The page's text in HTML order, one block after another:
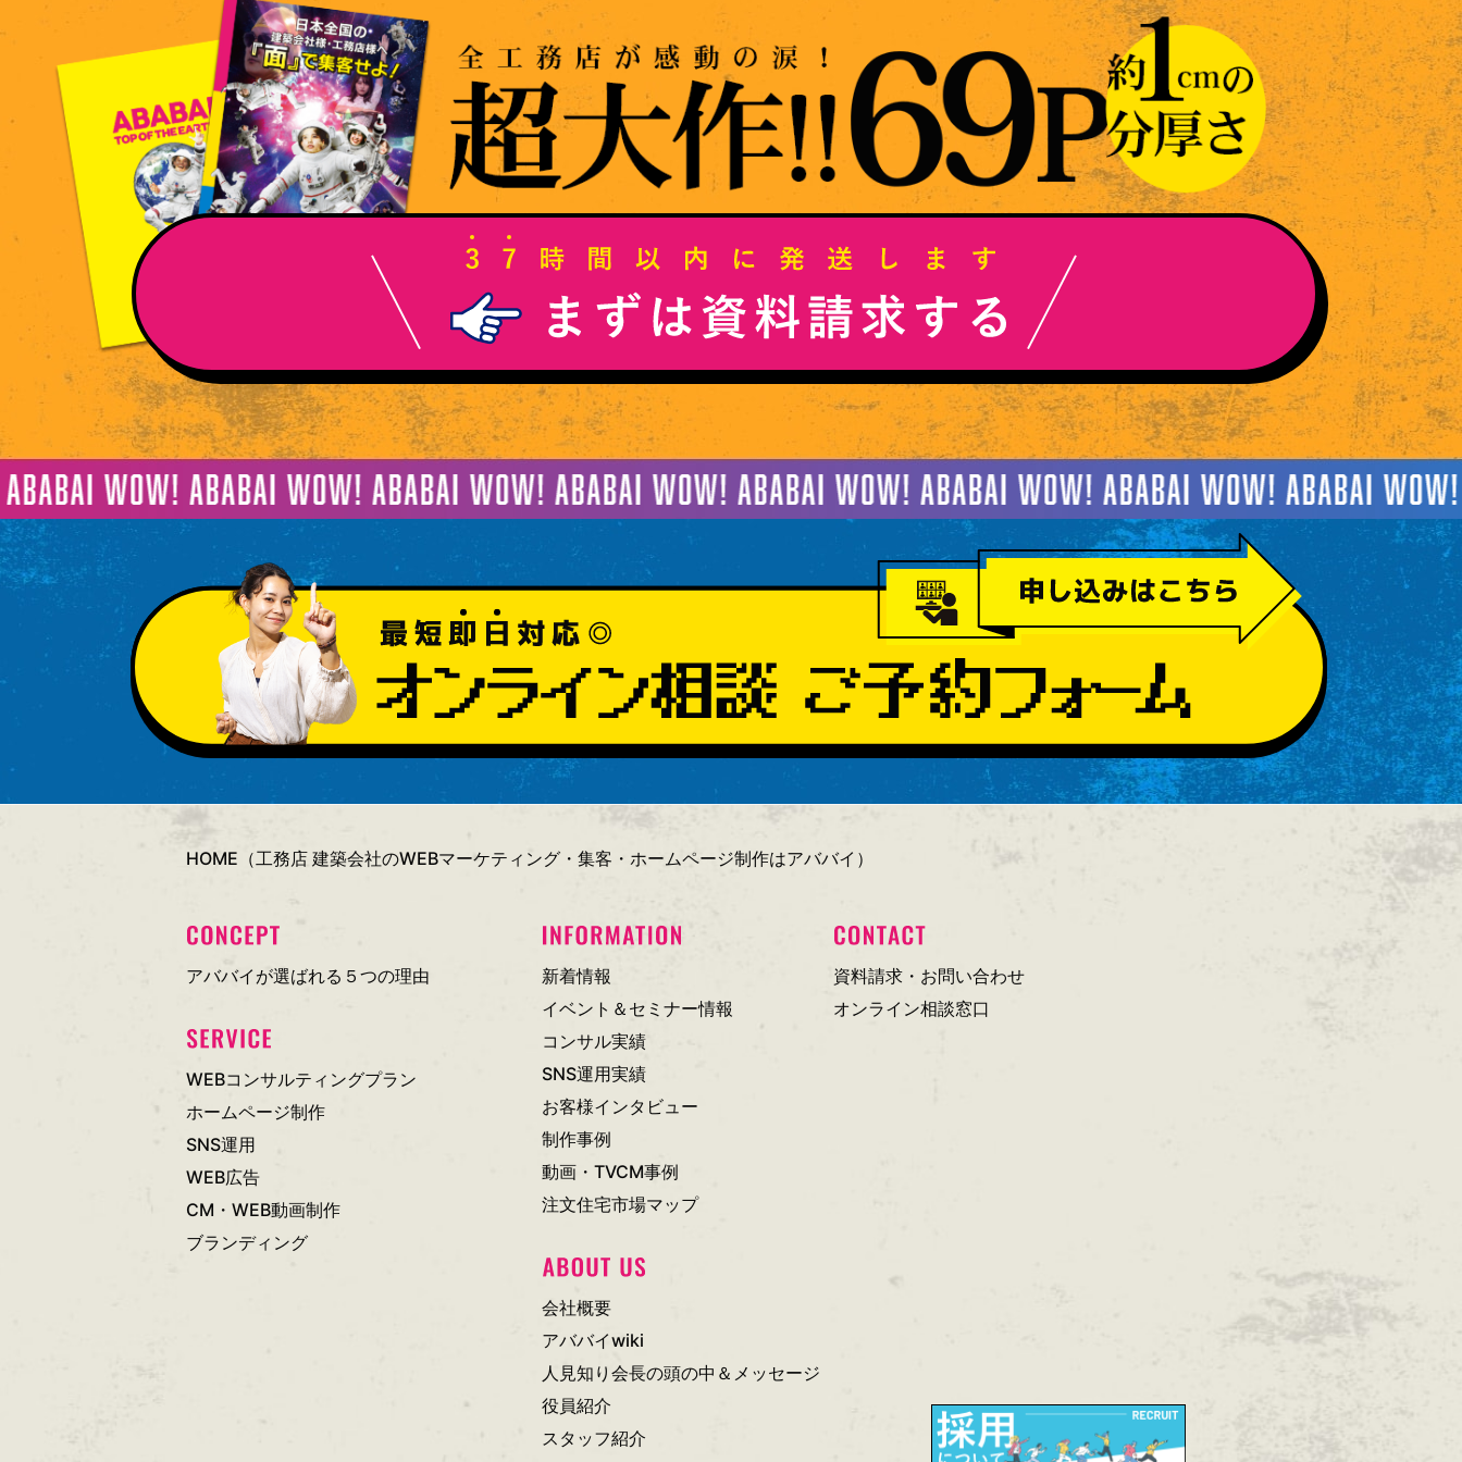
HOME（工務店 建築会社のWEBマーケティング・集客・ホームページ制作はアババイ）
アババイが選ばれる５つの理由
WEBコンサルティングプラン
ホームページ制作
SNS運用
WEB広告
CM・WEB動画制作
ブランディング
新着情報
イベント＆セミナー情報
コンサル実績
SNS運用実績
お客様インタビュー
制作事例
動画・TVCM事例
注文住宅市場マップ
会社概要
アババイwiki
人見知り会長の頭の中＆メッセージ
役員紹介
スタッフ紹介
資料請求・お問い合わせ
オンライン相談窓口